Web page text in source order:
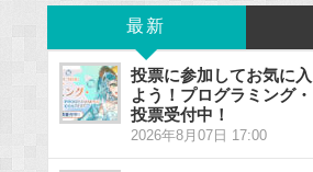
最新
投票に参加してお気に
よう！プログラミング
投票受付中！
2026年8月07日 17:00